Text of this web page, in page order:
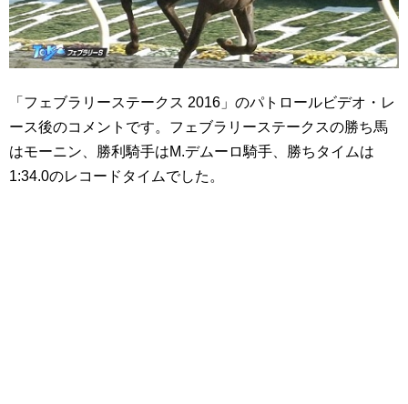
「フェブラリーステークス 2016」のパトロールビデオ・レ
ース後のコメントです。フェブラリーステークスの勝ち馬
はモーニン、勝利騎手はM.デムーロ騎手、勝ちタイムは
1:34.0のレコードタイムでした。